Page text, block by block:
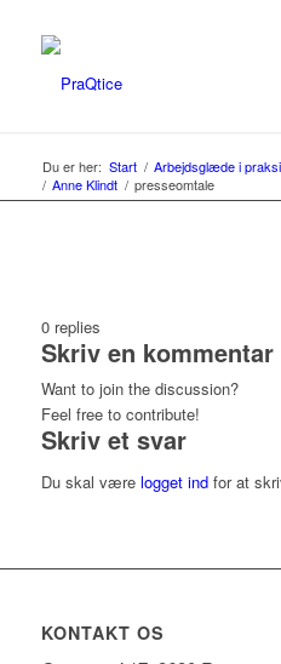
Du er her: Start / Arbejdsglæde i
/ Anne Klindt / presseomtale
0 replies
Skriv en kommentar
Want to join the discussion?
Feel free to contribute!
Skriv et svar
Du skal være logget indfor at
KONTAKT OS